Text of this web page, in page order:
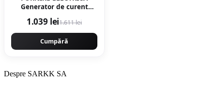
Generator de curent
de transport, Regulator
Tensiune (AVR), pe
benzina 4 timpi Campion
PROFESSIONAL CMP1781
1.039 lei1.611 lei
Cumpără
Despre SARKK SA